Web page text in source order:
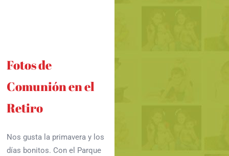
Fotos de
Comunión en el
Retiro
Nos gusta la primavera y los
días bonitos. Con el Parque